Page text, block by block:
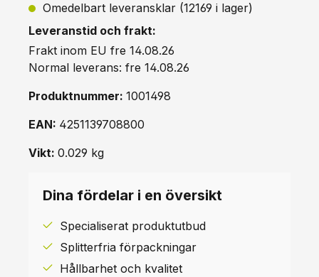
Omedelbart leveransklar (12169 i lager)
Leveranstid och frakt:
Frakt inom EU fre 14.08.26
Normal leverans: fre 14.08.26
Produktnummer: 1001498
EAN: 4251139708800
Vikt: 0.029 kg
Dina fördelar i en översikt
Specialiserat produktutbud
Splitterfria förpackningar
Hållbarhet och kvalitet